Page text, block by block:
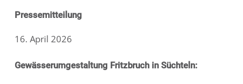
Pressemitteilung
16. April 2026
Gewässerumgestaltung Fritzbruch in Süchteln: